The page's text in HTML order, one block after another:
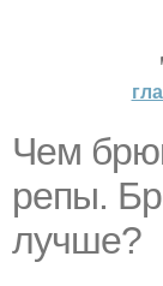
Чем
репы.
лучше?